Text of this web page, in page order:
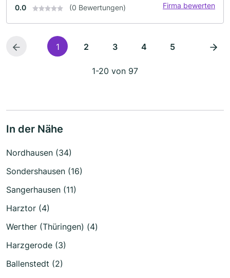
0.0 (0 Bewertungen) Firma bewerten
1 2 3 4 5
1-20 von 97
In der Nähe
Nordhausen (34)
Sondershausen (16)
Sangerhausen (11)
Harztor (4)
Werther (Thüringen) (4)
Harzgerode (3)
Ballenstedt (2)